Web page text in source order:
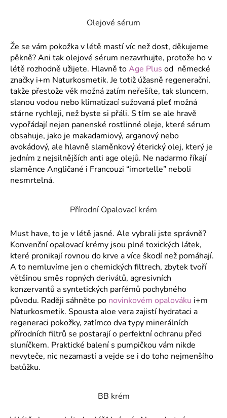
Olejové sérum
Že se vám pokožka v létě mastí víc než dost, děkujeme
pěkně? Ani tak olejové sérum nezavrhujte, protože ho v
létě rozhodně užijete. Hlavně toAge Plus od německé
značky i+m Naturkosmetik. Je totiž úžasně regenerační,
takže přestože věk možná zatím neřešíte, tak sluncem,
slanou vodou nebo klimatizací sužovaná pleť možná
stárne rychleji, než byste si přáli. S tím se ale hravě
vypořádají nejen panenské rostlinné oleje, které sérum
obsahuje, jako je makadamiový, arganový nebo
avokádový, ale hlavně slaměnkový éterický olej, který je
jedním z nejsilnějších anti age olejů. Ne nadarmo říkají
slaměnce Angličané i Francouzi “imortelle” neboli
nesmrtelná.
Přírodní Opalovací krém
Must have, to je v létě jasné. Ale vybrali jste správně?
Konvenční opalovací krémy jsou plné toxických látek,
které pronikají rovnou do krve a více škodí než pomáhají.
A to nemluvíme jen o chemických filtrech, zbytek tvoří
většinou směs ropných derivátů, agresivních
konzervantů a syntetických parfémů pochybného
původu. Raději sáhněte po novinkovém opalováku i+m
Naturkosmetik. Spousta aloe vera zajistí hydrataci a
regeneraci pokožky, zatímco dva typy minerálních
přírodních filtrů se postarají o perfektní ochranu před
sluníčkem. Praktické balení s pumpičkou vám nikde
nevyteče, nic nezamastí a vejde se i do toho nejmenšího
batůžku.
BB krém